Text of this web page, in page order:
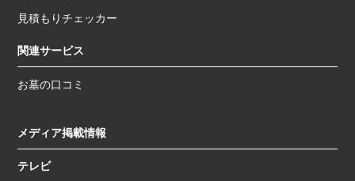
見積もりチェッカー
関連サービス
お墓の口コミ
メディア掲載情報
テレビ